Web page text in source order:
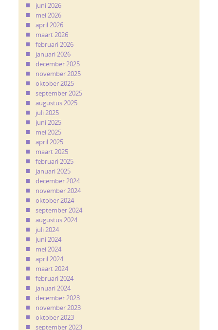
juni 2026
mei 2026
april 2026
maart 2026
februari 2026
januari 2026
december 2025
november 2025
oktober 2025
september 2025
augustus 2025
juli 2025
juni 2025
mei 2025
april 2025
maart 2025
februari 2025
januari 2025
december 2024
november 2024
oktober 2024
september 2024
augustus 2024
juli 2024
juni 2024
mei 2024
april 2024
maart 2024
februari 2024
januari 2024
december 2023
november 2023
oktober 2023
september 2023